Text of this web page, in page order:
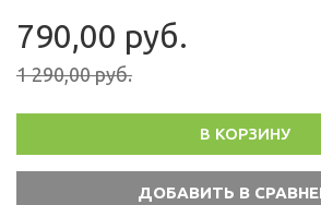
790,00 руб.
1 290,00 руб.
В КОРЗИНУ